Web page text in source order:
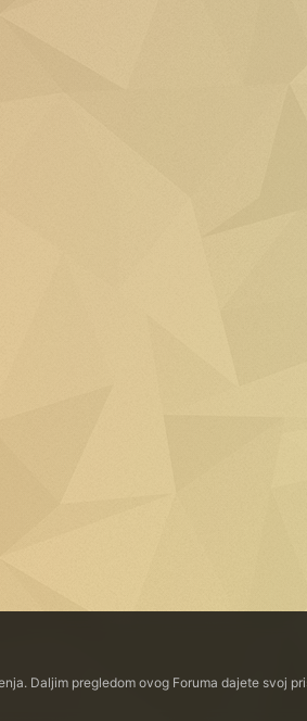
Daljim pregledom ovog Foruma dajete svoj